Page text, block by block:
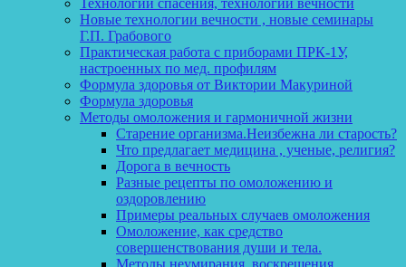
Технологии спасения, технологии вечности
Новые технологии вечности , новые семинары
Г.П. Грабового
Практическая работа с приборами ПРК-1У,
настроенных по мед. профилям
Формула здоровья от Виктории Макуриной
Формула здоровья
Методы омоложения и гармоничной жизни
Старение организма.Неизбежна ли старость?
Что предлагает медицина , ученые, религия?
Дорога в вечность
Разные рецепты по омоложению и
оздоровлению
Примеры реальных случаев омоложения
Омоложение, как средство
совершенствования души и тела.